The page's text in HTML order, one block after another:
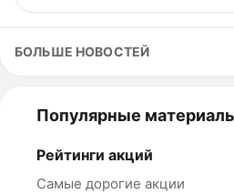
БОЛЬШЕ НОВОСТЕЙ
Популярные
Рейтинги акций
Самые дорогие акции